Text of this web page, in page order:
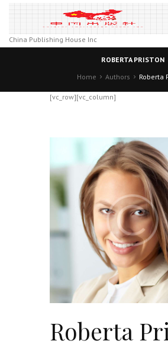
China Publishing House Inc
ROBERTA PRISTON
Home
Authors Roberta
[vc_row][vc_column]
Roberta